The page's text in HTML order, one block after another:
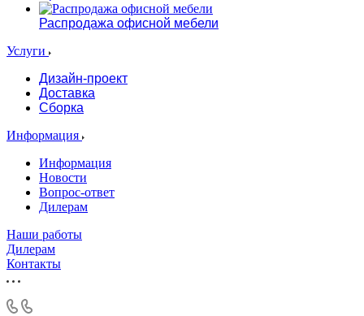
Распродажа офисной мебели
Услуги
Дизайн-проект
Доставка
Сборка
Информация
Информация
Новости
Вопрос-ответ
Дилерам
Наши работы
Дилерам
Контакты